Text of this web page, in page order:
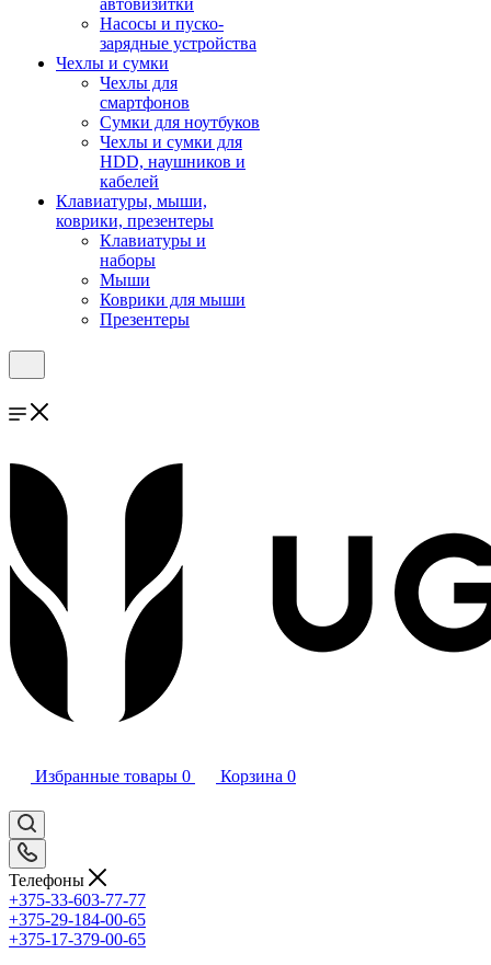
автовизитки
Насосы и пуско-
зарядные устройства
Чехлы и сумки
Чехлы для
смартфонов
Сумки для ноутбуков
Чехлы и сумки для
HDD, наушников и
кабелей
Клавиатуры, мыши,
коврики, презентеры
Клавиатуры и
наборы
Мыши
Коврики для мыши
Презентеры
Избранные товары 0 Корзина 0
Телефоны
+375-33-603-77-77
+375-29-184-00-65
+375-17-379-00-65